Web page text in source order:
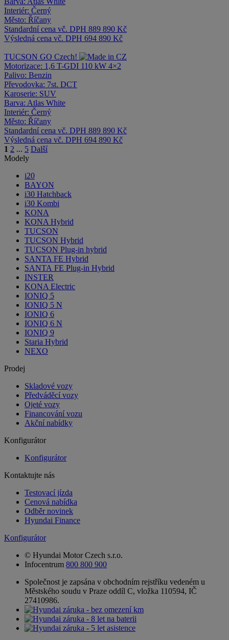
Interiér: Černý
Město: Říčany
Standardní cena vč. DPH 889 890 Kč
Výsledná cena vč. DPH 694 890 Kč
TUCSON GO Czech!
Motorizace: 1,6 T-GDI 110 kW 4×2
Palivo: Benzin
Převodovka: 7st. DCT
Karoserie: SUV
Barva: Atlas White
Interiér: Černý
Město: Říčany
Standardní cena vč. DPH 889 890 Kč
Výsledná cena vč. DPH 694 890 Kč
1 2 ... 5 Další
Modely
i20
BAYON
i30 Hatchback
i30 Kombi
KONA
KONA Hybrid
TUCSON
TUCSON Hybrid
TUCSON Plug-in hybrid
SANTA FE Hybrid
SANTA FE Plug-in Hybrid
INSTER
KONA Electric
IONIQ 5
IONIQ 5 N
IONIQ 6
IONIQ 6 N
IONIQ 9
Staria Hybrid
NEXO
Prodej
Skladové vozy
Předváděcí vozy
Ojeté vozy
Financování vozu
Akční nabídky
Konfigurátor
Konfigurátor
Kontaktujte nás
Testovací jízda
Cenová nabídka
Odběr novinek
Hyundai Finance
Konfigurátor
© Hyundai Motor Czech s.r.o.
Infocentrum 800 800 900
Společnost je zapsána v obchodním rejstříku vedeném u
Městského soudu v Praze oddíl C, vložka 110594, IČ
27410986.